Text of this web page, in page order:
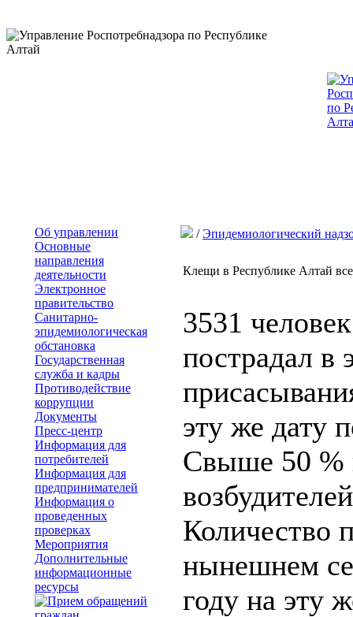
Об управлении
Основные
направления
деятельности
Электронное
правительство
Санитарно-
эпидемиологическая
обстановка
Государственная
служба и кадры
Противодействие
коррупции
Документы
Пресс-центр
Информация для
потребителей
Информация для
предпринимателей
Информация о
проведенных
проверках
Мероприятия
Дополнительные
информационные
ресурсы
/Эпидемиологический
Клещи в Республике Алтай
3531
пострадал в
эту же дату
Свыше 50 %
Количество
нынешнем
году на эту